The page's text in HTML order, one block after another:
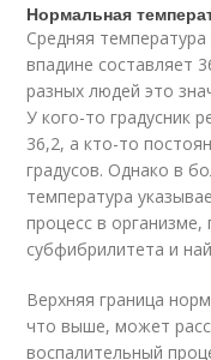
Нормальная
Средняя
впадине составляет
разных людей это
У кого-то градусник
36,2, а кто-то
градусов. Однако в
температура
процесс в
субфибрилитета и
Верхняя граница
что выше, может
воспалительный